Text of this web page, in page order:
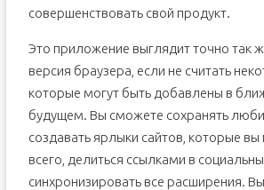
совершенствовать свой продукт.
Это приложение выглядит точно так
версия браузера, если не считать
которые могут быть добавлены в
будущем. Вы сможете сохранять
создавать ярлыки сайтов, которые
всего, делиться ссылками в
синхронизировать все расширения.